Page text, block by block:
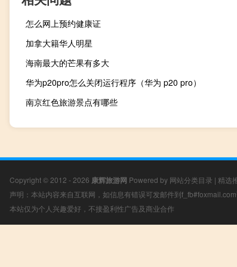
怎么网上预约健康证
加拿大籍华人明星
海南最大的芒果有多大
华为p20pro怎么关闭运行程序（华为 p20 pro）
南京红色旅游景点有哪些
Copyright © 2012 - 2026 康辉旅游网 Powered by 网站分类目录 | 精选
声明：本站内容来自互联网，如信息有错误可发邮件到
本站仅为个人兴趣爱好，不接盈利性广告及商业合作